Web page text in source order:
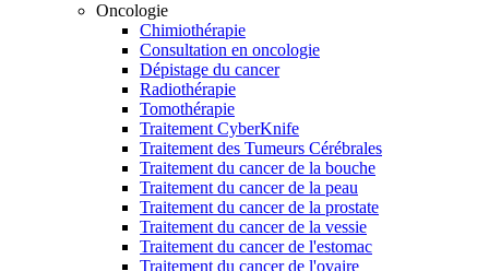
Oncologie
Chimiothérapie
Consultation en oncologie
Dépistage du cancer
Radiothérapie
Tomothérapie
Traitement CyberKnife
Traitement des Tumeurs Cérébrales
Traitement du cancer de la bouche
Traitement du cancer de la peau
Traitement du cancer de la prostate
Traitement du cancer de la vessie
Traitement du cancer de l'estomac
Traitement du cancer de l'ovaire